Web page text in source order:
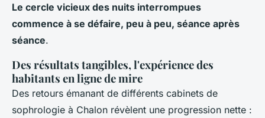
Le cercle vicieux des nuits interrompues
commence à se défaire, peu à peu, séance après
séance.
Des résultats tangibles, l'expérience des
habitants en ligne de mire
Des retours émanant de différents cabinets de
sophrologie à Chalon révèlent une progression nette :